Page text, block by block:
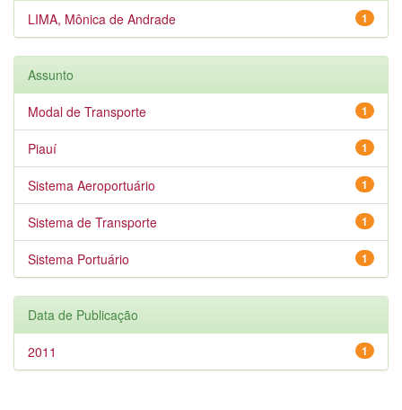
1
LIMA, Mônica de Andrade
Assunto
1
Modal de Transporte
1
Piauí
1
Sistema Aeroportuário
1
Sistema de Transporte
1
Sistema Portuário
Data de Publicação
1
2011